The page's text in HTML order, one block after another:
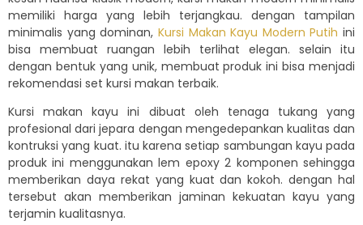
memiliki harga yang lebih terjangkau. dengan tampilan
minimalis yang dominan, Kursi Makan Kayu Modern Putih ini
bisa membuat ruangan lebih terlihat elegan. selain itu
dengan bentuk yang unik, membuat produk ini bisa menjadi
rekomendasi set kursi makan terbaik.
Kursi makan kayu ini dibuat oleh tenaga tukang yang
profesional dari jepara dengan mengedepankan kualitas dan
kontruksi yang kuat. itu karena setiap sambungan kayu pada
produk ini menggunakan lem epoxy 2 komponen sehingga
memberikan daya rekat yang kuat dan kokoh. dengan hal
tersebut akan memberikan jaminan kekuatan kayu yang
terjamin kualitasnya.